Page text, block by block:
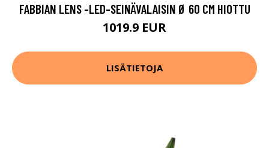
FABBIAN LENS -LED-SEINÄVALAISIN Ø 60 CM HIOTTU
1019.9 EUR
LISÄTIETOJA